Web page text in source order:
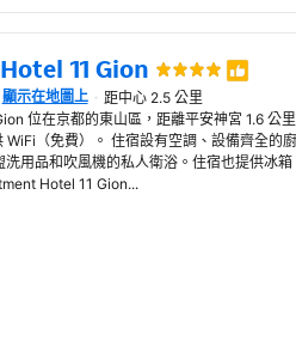
11 Gion
顯示在地圖上
距中心 2.5 公里
位在京都的東山區，距離平安神宮 1.6 公
WiFi（免費）。 住宿設有空調、設備齊全的
用品和吹風機的私人衛浴。住宿也提供冰
Hotel 11 Gion...